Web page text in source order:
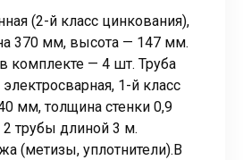
(2-й класс цинкования),
370 мм, высота — 147 мм.
комплекте — 4 шт. Труба
1-й класс
мм, толщина стенки 0,9
трубы длиной 3 м.
(метизы, уплотнители).В